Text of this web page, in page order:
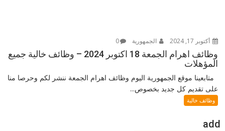
أكتوبر 17, 2024 الجمهورية 0
وظائف اهرام الجمعة 18 اكتوبر 2024 – وظائف خالية جميع
المؤهلات
متابعينا موقع الجمهورية اليوم وظائف اهرام الجمعة ننشر لكم وحرصا منا
على تقديم كل جديد بخصوص...
وظائف خالية
add